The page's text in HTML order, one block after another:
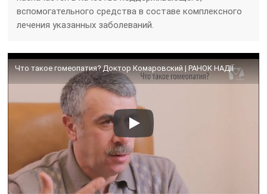
вспомогательного средства в составе комплексного
лечения указанных заболеваний.
Что такое гомеопатия? Доктор Комаровский | РАНОК НАДІЇ